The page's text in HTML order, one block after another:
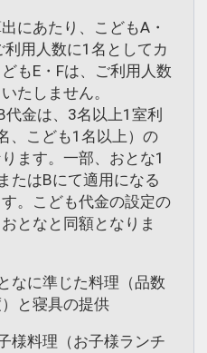
にあたり、こどもA・
利用人数に1名としてカ
もE・Fは、ご利用人数
たしません。
代金は、3名以上1室利
、こども1名以上）の
ます。一部、おとな1
たはBにて適用になる
。こども代金の設定の
となと同額となりま
なに準じた料理（品数
と寝具の提供
様料理（お子様ランチ